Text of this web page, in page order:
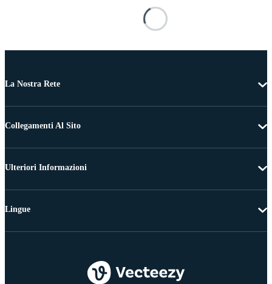
La Nostra Rete
Collegamenti Al Sito
Ulteriori Informazioni
Lingue